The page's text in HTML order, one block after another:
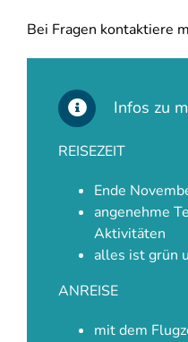
Bei Fragen kontaktiere
Infos zu
REISEZEIT
Ende
angenehme
Aktivitäten
alles ist grün
ANREISE
mit dem